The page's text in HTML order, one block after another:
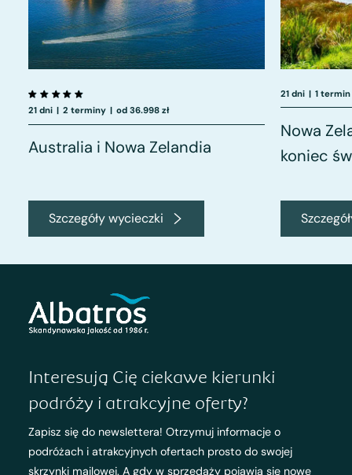
21 dni | 2 terminy | od 36.998 zł
Australia i Nowa Zelandia
Szczegóły wycieczki
21 dni | 1 termin
Nowa
koniec
Interesują Cię ciekawe kierunki
podróży i atrakcyjne oferty?
Zapisz się do newslettera! Otrzymuj informacje o
podróżach i atrakcyjnych ofertach prosto do swojej
skrzynki mailowej. A gdy w sprzedaży pojawią się nowe